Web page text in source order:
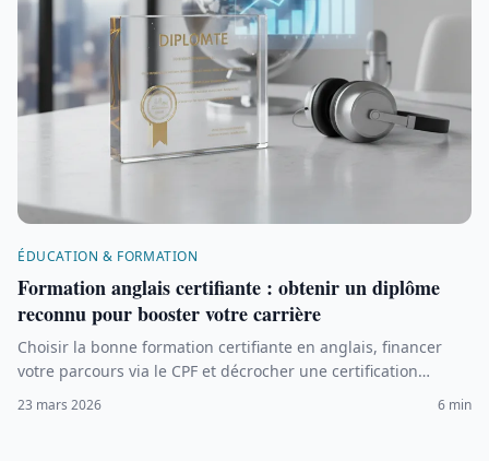
ÉDUCATION & FORMATION
Formation anglais certifiante : obtenir un diplôme
reconnu pour booster votre carrière
Choisir la bonne formation certifiante en anglais, financer
votre parcours via le CPF et décrocher une certification
reconnue par les employeurs.
23 mars 2026 6 min